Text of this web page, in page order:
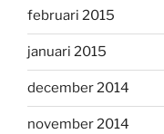
februari 2015
januari 2015
december 2014
november 2014